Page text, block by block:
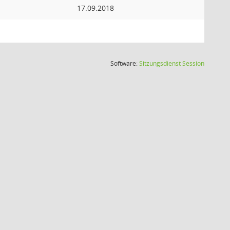
17.09.2018
Software:SitzungsdienstSession(Wird in